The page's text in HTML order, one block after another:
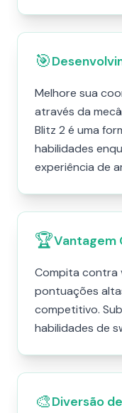
🎯
Melhore sua
através da
Blitz 2 é uma
habilidades
experiência de
🏆Vantagem
Compita contra
pontuações
competitivo.
habilidades de
🎨Diversão